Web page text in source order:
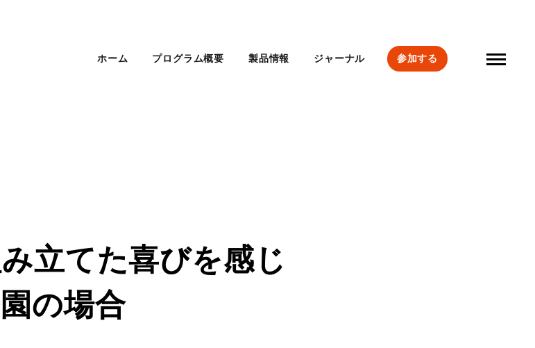
ホーム プログラム概要 製品情報 ジャーナル 参加する
立てた喜びを感じ
の場合